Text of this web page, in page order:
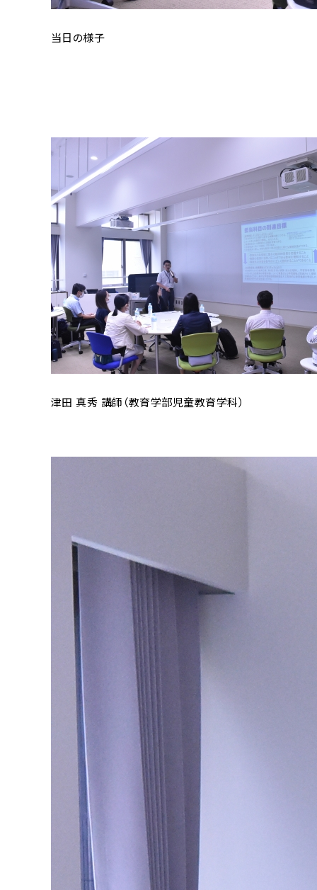
当日の様子
津田 真秀 講師（教育学部児童教育学科）